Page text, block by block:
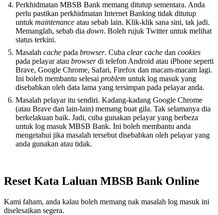
Perkhidmatan MBSB Bank memang ditutup sementara. Anda
perlu pastikan perkhidmatan Internet Banking tidak ditutup
untuk maintenance atau sebab lain. Klik-klik sana sini, tak jadi.
Memanglah, sebab dia down. Boleh rujuk Twitter untuk melihat
status terkini.
Masalah cache pada browser. Cuba clear cache dan cookies
pada pelayar atau browserdi telefon Android atau iPhone seperti
Brave, Google Chrome, Safari, Firefox dan macam-macam lagi.
Ini boleh membantu selesai problem untuk log masuk yang
disebabkan oleh data lama yang tersimpan pada pelayar anda.
Masalah pelayar itu sendiri. Kadang-kadang Google Chrome
(atau Brave dan lain-lain) memang buat gila. Tak selamanya dia
berkelakuan baik. Jadi, cuba gunakan pelayar yang berbeza
untuk log masuk MBSB Bank. Ini boleh membantu anda
mengetahui jika masalah tersebut disebabkan oleh pelayar yang
anda gunakan atau tidak.
Reset Kata Laluan MBSB Bank Online
Kami faham, anda kalau boleh memang nak masalah log masuk ini
diselesaikan segera.